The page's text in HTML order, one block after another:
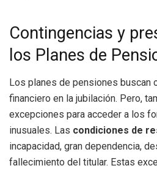
Contingencias y
los Planes de
Los planes de pensiones buscan
financiero en la jubilación. Pero,
excepciones para acceder a los
inusuales. Las condiciones de
incapacidad, gran dependencia,
fallecimiento del titular. Estas